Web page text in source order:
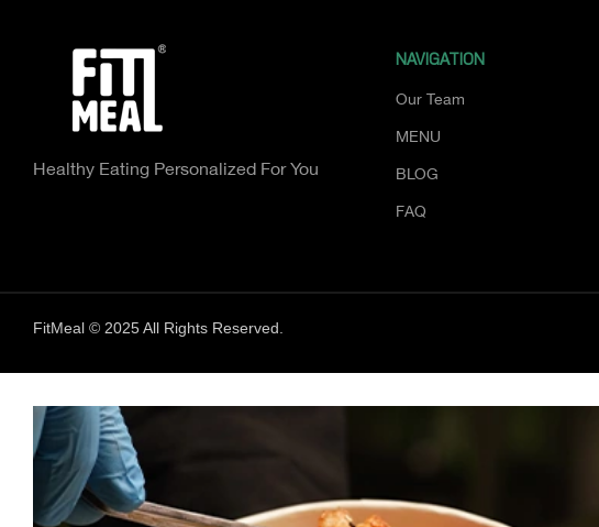
Healthy Eating Personalized For You
NAVIGATION
Our Team
MENU
BLOG
FAQ
FitMeal © 2025 All Rights Reserved.